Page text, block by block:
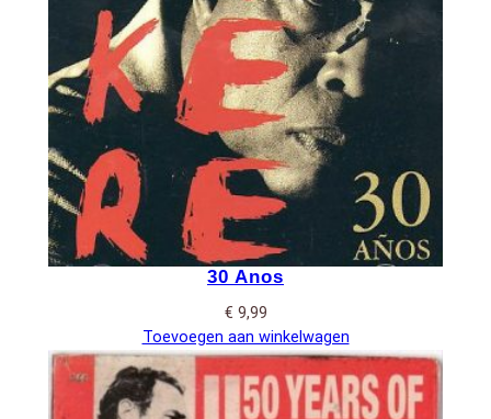
30 Anos
€ 9,99
Toevoegen aan winkelwagen